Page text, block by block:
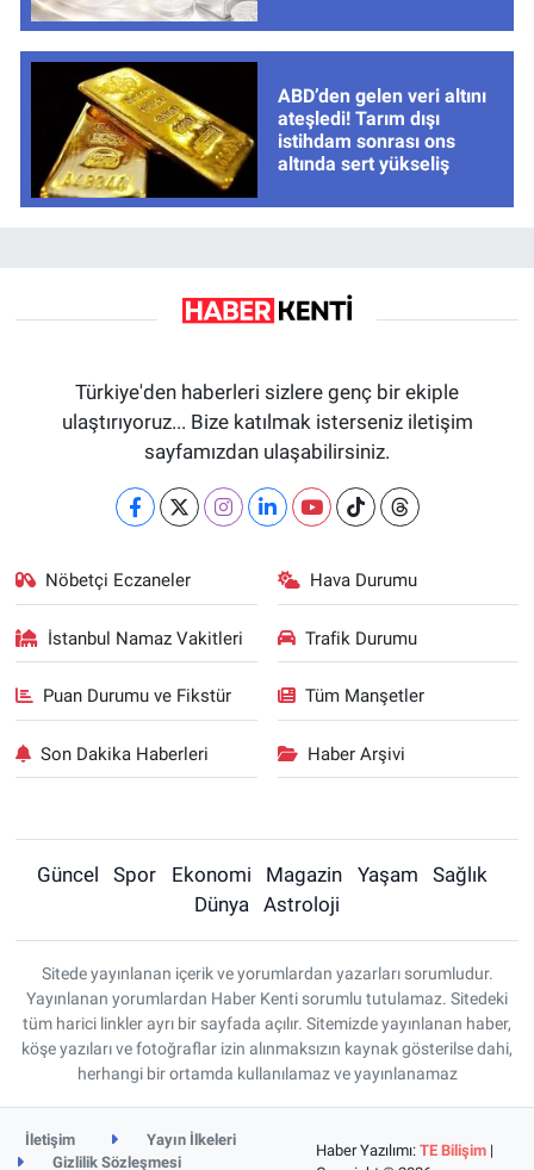
ABD’den gelen veri altını
ateşledi! Tarım dışı
istihdam sonrası ons
altında sert yükseliş
Türkiye'den haberleri sizlere genç bir ekiple
ulaştırıyoruz... Bize katılmak isterseniz iletişim
sayfamızdan ulaşabilirsiniz.
Nöbetçi Eczaneler Hava Durumu
İstanbul Namaz Vakitleri Trafik Durumu
Puan Durumu ve Fikstür Tüm Manşetler
Son Dakika Haberleri Haber Arşivi
Güncel Spor Ekonomi Magazin Yaşam
Sağlık
Dünya
Astroloji
Sitede yayınlanan içerik ve yorumlardan yazarları sorumludur.
Yayınlanan yorumlardan Haber Kenti sorumlu tutulamaz. Sitedeki
tüm harici linkler ayrı bir sayfada açılır. Sitemizde yayınlanan haber,
köşe yazıları ve fotoğraflar izin alınmaksızın kaynak gösterilse dahi,
herhangi bir ortamda kullanılamaz ve yayınlanamaz
İletişim
Yayın İlkeleri
Gizlilik Sözleşmesi
Haber Yazılımı:TE Bilişim |